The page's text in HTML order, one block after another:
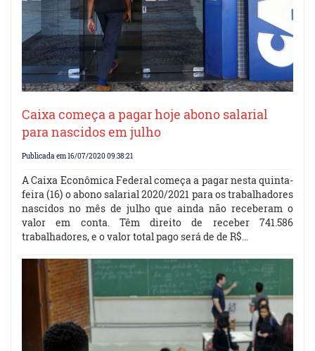
Caixa começa a pagar hoje abono salarial
para nascidos em julho
Publicada em 16/07/2020 09:38:21
A Caixa Econômica Federal começa a pagar nesta quinta-
feira (16) o abono salarial 2020/2021 para os trabalhadores
nascidos no mês de julho que ainda não receberam o
valor em conta. Têm direito de receber 741.586
trabalhadores, e o valor total pago será de de R$…